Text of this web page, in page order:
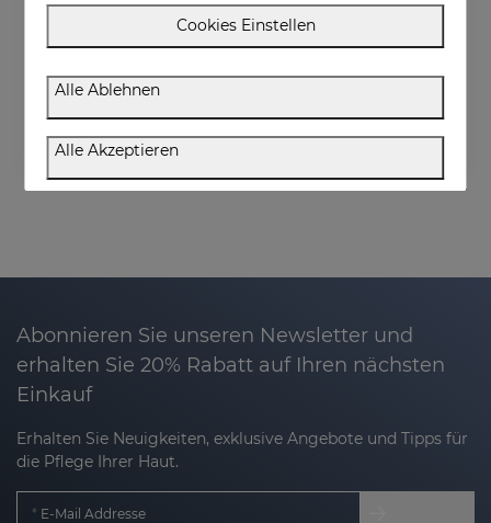
In den Warenkorb
GERMISES OH Hand Hydroalcoholic Gel 250ml
Hand hydroalcoholic sanitizing gel with alcohol
€ 7,95
Abonnieren Sie unseren Newsletter und
erhalten Sie 20% Rabatt auf Ihren nächsten
Einkauf
Erhalten Sie Neuigkeiten, exklusive Angebote und Tipps für
die Pflege Ihrer Haut.
E-Mail Addresse
Cookies Einstellen
Alle Ablehnen
Alle Akzeptieren